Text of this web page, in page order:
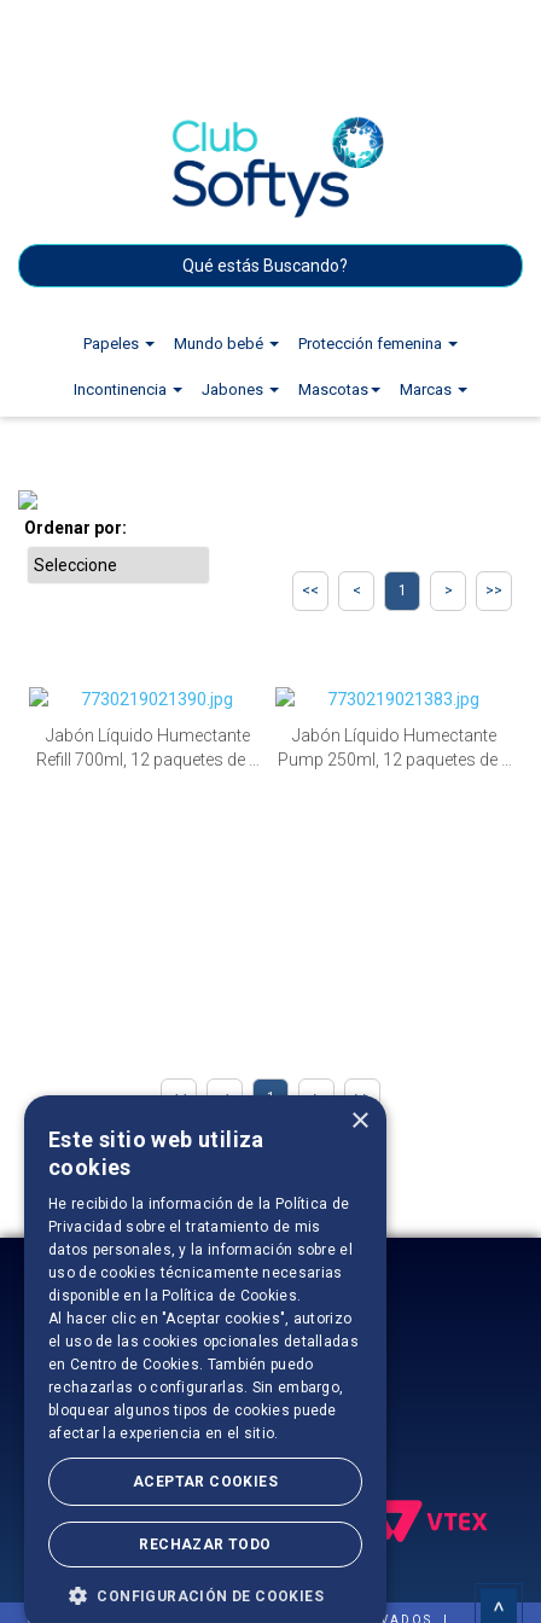
Papeles Mundo bebé Protección femenina
Incontinencia Jabones Mascotas Marcas
Ordenar por:
1
Jabón Líquido Humectante
Refill 700ml, 12 paquetes de 1
Jabón Líquido Humectante
Pump 250ml, 12 paquetes de 1
1
Ordenar por:
© 2024 SOFTYS. TODOS LOS DERECHOS RESERVADOS. |
×
Este sitio web utiliza
cookies
He recibido la información de la Política de
Privacidad sobre el tratamiento de mis
datos personales, y la información sobre el
uso de cookies técnicamente necesarias
disponible en la Política de Cookies.
Al hacer clic en "Aceptar cookies", autorizo
el uso de las cookies opcionales detalladas
en Centro de Cookies. También puedo
rechazarlas o configurarlas. Sin embargo,
bloquear algunos tipos de cookies puede
afectar la experiencia en el sitio.
ACEPTAR COOKIES
RECHAZAR TODO
CONFIGURACIÓN DE COOKIES